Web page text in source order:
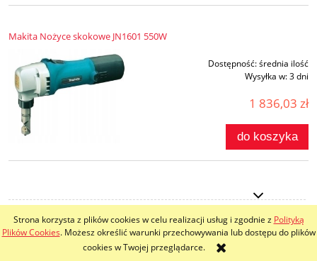
Strona korzysta z plików cookies w celu realizacji usług i zgodnie z Polityką
Plików Cookies. Możesz określić warunki przechowywania lub dostępu do plików
cookies w Twojej przeglądarce.
Makita Nożyce skokowe JN1601 550W
Dostępność:średnia ilość
Wysyłka w:3 dni
1 836,03 zł
do koszyka
pokaż pełną wersję strony
Sklep internetowy Shoper.pl